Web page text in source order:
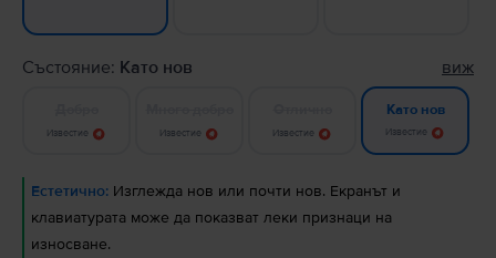
Състояние: Като нов виж
Известие Известие Известие
Като нов
Известие
Естетично: Изглежда нов или почти нов. Екранът и
клавиатурата може да показват леки признаци на
износване.